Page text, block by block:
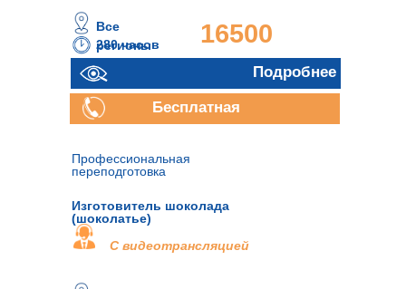
280 часов
16500
руб.Подробнее
Бесплатная
Все
регионы
Изготовитель шоколада
(шоколатье)
Профессиональная
переподготовка
С видеотрансляцией